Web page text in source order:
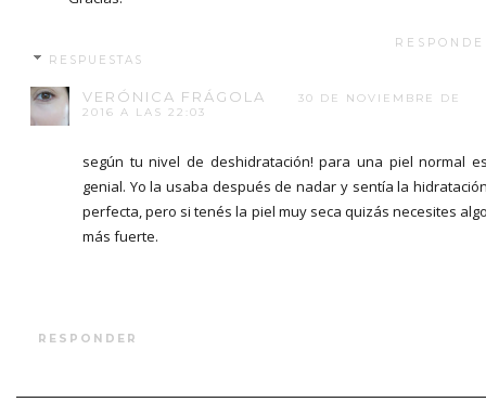
RESPUESTAS
VERÓNICA FRÁGOLA
30 DE NOVIEMBRE DE
2016 A LAS 22:03
según tu nivel de deshidratación! para una piel normal
genial. Yo la usaba después de nadar y sentía la
perfecta, pero si tenés la piel muy seca quizás necesites
más fuerte.
RESPONDER